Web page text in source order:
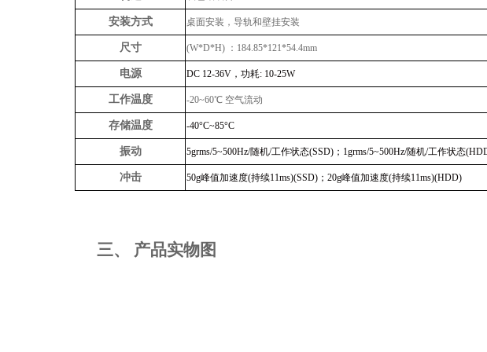
安装方式 桌面安装，导轨和壁挂安装
尺寸 (W*D*H) ：184.85*121*54.4mm
电源 DC 12-36V，功耗: 10-25W
工作温度 -20~60℃ 空气流动
存储温度 -40°C~85°C
振动 5grms/5~500Hz/随机/工作状态(SSD)；1grms/5~500Hz/随机/工作状态
冲击 50g峰值加速度(持续11ms)(SSD)；20g峰值加速度(持续11ms)(HDD)
三、 产品实物图